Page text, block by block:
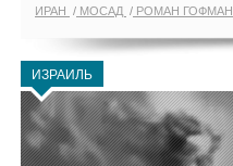
ИРАН МОСАД РОМАН ГОФМАН
ИЗРАИЛЬ